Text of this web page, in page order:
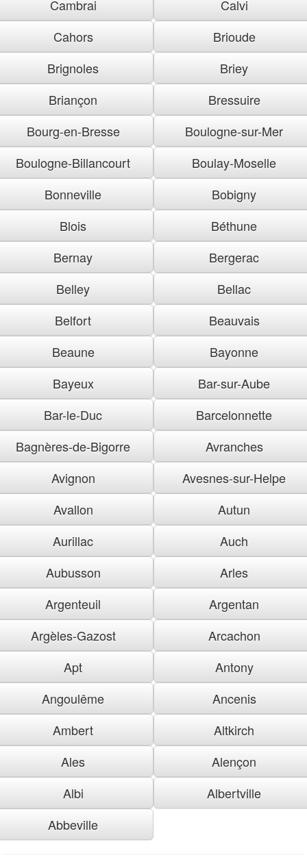
Cambrai
Calvi
Cahors
Brioude
Brignoles
Briey
Briançon
Bressuire
Bourg-en-Bresse
Boulogne-sur-Mer
Boulogne-Billancourt
Boulay-Moselle
Bonneville
Bobigny
Blois
Béthune
Bernay
Bergerac
Belley
Bellac
Belfort
Beauvais
Beaune
Bayonne
Bayeux
Bar-sur-Aube
Bar-le-Duc
Barcelonnette
Bagnères-de-Bigorre
Avranches
Avignon
Avesnes-sur-Helpe
Avallon
Autun
Aurillac
Auch
Aubusson
Arles
Argenteuil
Argentan
Argèles-Gazost
Arcachon
Apt
Antony
Angoulême
Ancenis
Ambert
Altkirch
Ales
Alençon
Albi
Albertville
Abbeville